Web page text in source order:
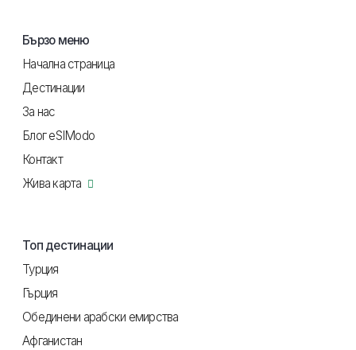
Бързо меню
Начална страница
Дестинации
За нас
Блог eSIModo
Контакт
Жива карта
Топ дестинации
Турция
Гърция
Обединени арабски емирства
Афганистан